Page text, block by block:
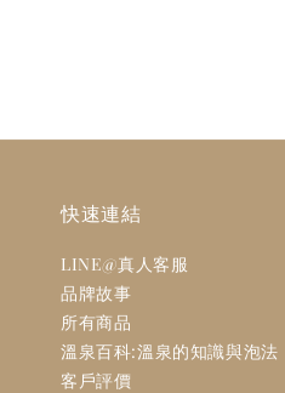
快速連結
LINE@真人客服
品牌故事
所有商品
溫泉百科:溫泉的知識與泡法
客戶評價